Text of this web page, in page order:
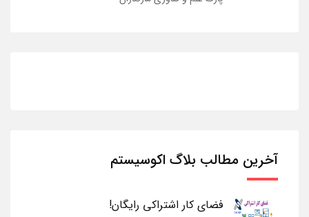
آخرین مطالب بلاگ اکوسیستم
فضای کار اشتراکی رایگان!